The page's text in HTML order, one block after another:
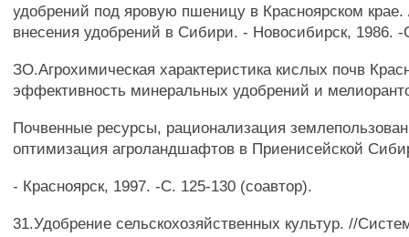
удобрений под яровую пшеницу в Красноярском
внесения удобрений в Сибири. - Новосибирск, 1986.
ЗО.Агрохимическая характеристика кислых почв
эффективность минеральных удобрений и
Почвенные ресурсы, рационализация
оптимизация агроландшафтов в Приенисейской
- Красноярск, 1997. -С. 125-130 (соавтор).
31.Удобрение сельскохозяйственных культур. //